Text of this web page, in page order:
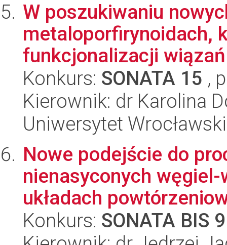
W poszukiwaniu
metaloporfirynoidach,
funkcjonalizacji
Konkurs: SONATA 15 ,
Kierownik: dr Karolina
Uniwersytet
Nowe podejście do
nienasyconych
układach
Konkurs: SONATA BIS 9